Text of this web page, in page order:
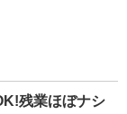
残業ほぼナシ